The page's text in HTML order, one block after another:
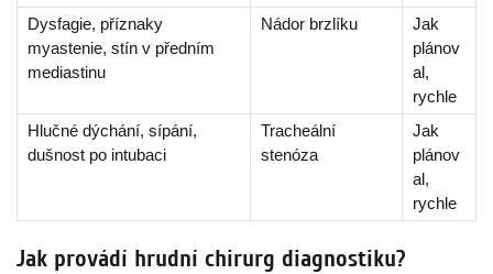
Dysfagie, příznaky
myastenie, stín v předním
mediastinu
Nádor brzlíku
Jak
plánov
al,
rychle
Hlučné dýchání, sípání,
dušnost po intubaci
Tracheální
stenóza
Jak
plánov
al,
rychle
Jak provádí hrudní chirurg diagnostiku?